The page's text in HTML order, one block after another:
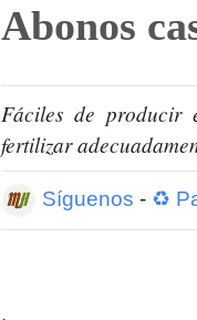
Abonos
Fáciles de producir
fertilizar
Síguenos - ♻